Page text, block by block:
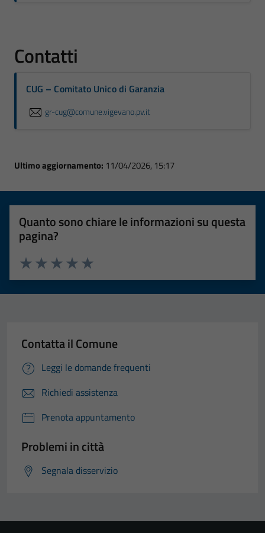
Contatti
CUG – Comitato Unico di Garanzia
gr-cug@comune.vigevano.pv.it
Ultimo aggiornamento: 11/04/2026, 15:17
Quanto sono chiare le informazioni su questa
pagina?
Valuta 5 stelle su 5
Valuta 4 stelle su 5
Valuta 3 stelle su 5
Valuta 2 stelle su 5
Valuta 1 stelle su 5
Contatta il Comune
Leggi le domande frequenti
Richiedi assistenza
Prenota appuntamento
Problemi in città
Segnala disservizio